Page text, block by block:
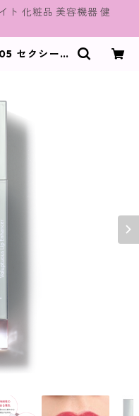
ト 化粧品 美容機器 健
セクシーセ